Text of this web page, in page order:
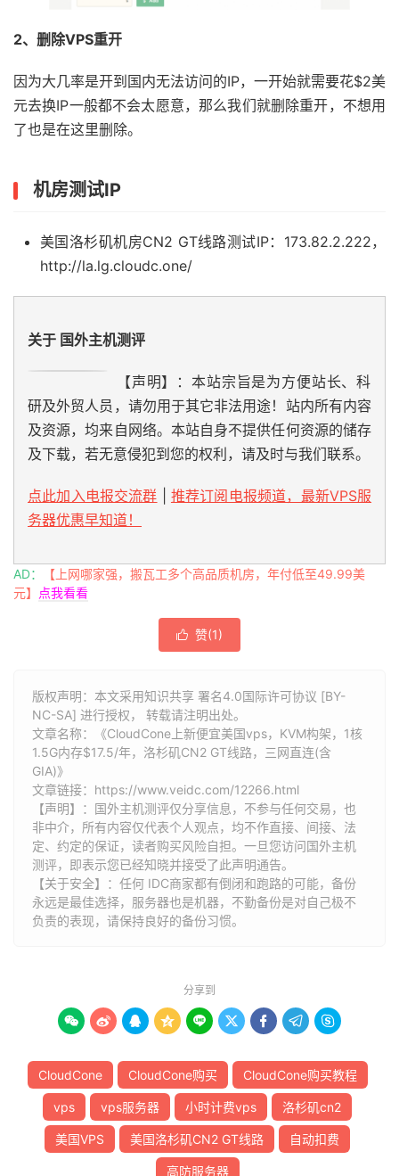
2、删除VPS重开
因为大几率是开到国内无法访问的IP，一开始就需要花$2美
元去换IP一般都不会太愿意，那么我们就删除重开，不想用
了也是在这里删除。
机房测试IP
美国洛杉矶机房CN2 GT线路测试IP：173.82.2.222，
http://la.lg.cloudc.one/
关于 国外主机测评
【声明】：本站宗旨是为方便站长、科
研及外贸人员，请勿用于其它非法用途！站内所有内容
及资源，均来自网络。本站自身不提供任何资源的储存
及下载，若无意侵犯到您的权利，请及时与我们联系。
点此加入电报交流群
推荐订阅电报频道，最新VPS服
务器优惠早知道！
AD：
【上网哪家强，搬瓦工多个高品质机房，年付低至49.99美
元】
点我看看
 赞(1)
版权声明：本文采用知识共享 署名4.0国际许可协议 [BY-
NC-SA] 进行授权， 转载请注明出处。
文章名称：《CloudCone上新便宜美国vps，KVM构架，1核
1.5G内存$17.5/年，洛杉矶CN2 GT线路，三网直连(含
GIA)》
文章链接： https://www.veidc.com/12266.html
【声明】：国外主机测评仅分享信息，不参与任何交易，也
非中介，所有内容仅代表个人观点，均不作直接、间接、法
定、约定的保证，读者购买风险自担。一旦您访问国外主机
测评，即表示您已经知晓并接受了此声明通告。
【关于安全】：任何 IDC商家都有倒闭和跑路的可能，备份
永远是最佳选择，服务器也是机器，不勤备份是对自己极不
负责的表现，请保持良好的备份习惯。
分享到
        
CloudCone CloudCone购买 CloudCone购买教程
vps vps服务器 小时计费vps 洛杉矶cn2
美国VPS 美国洛杉矶CN2 GT线路 自动扣费
高防服务器